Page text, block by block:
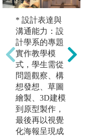
團隊學習：透
過分組教學活
動、團隊討
論、競賽展演
促成此能力之
養成。
* 設計表達與
溝通能力：設
計學系的專題
實作教學模
式，學生需從
問題觀察、構
想發想、草圖
繪製、3D建模
到原型製作，
最後再以視覺
化海報呈現成